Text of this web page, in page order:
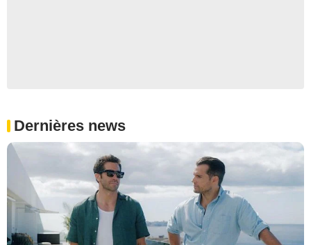
Dernières news